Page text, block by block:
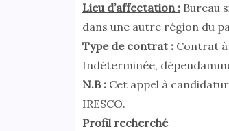
Lieu d’affectation :Bureau
dans une autre région du
Type de contrat : Contrat
Indéterminée,
N.B : Cet appel à
IRESCO.
Profil recherché